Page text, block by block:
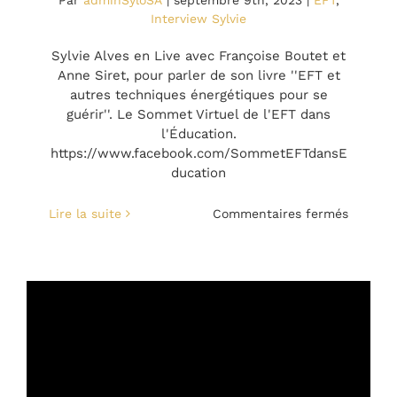
Interview Sylvie
Sylvie Alves en Live avec Françoise Boutet et
Anne Siret, pour parler de son livre ''EFT et
autres techniques énergétiques pour se
guérir''. Le Sommet Virtuel de l'EFT dans
l'Éducation.
https://www.facebook.com/SommetEFTdansE
ducation
Lire la suite Commentaires ferméssur